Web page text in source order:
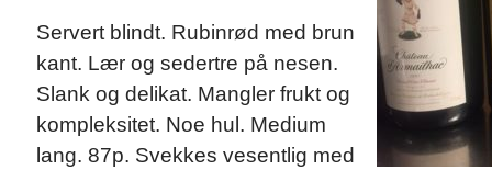
Servert blindt. Rubinrød med brun
kant. Lær og sedertre på nesen.
Slank og delikat. Mangler frukt og
kompleksitet. Noe hul. Medium
lang. 87p. Svekkes vesentlig med